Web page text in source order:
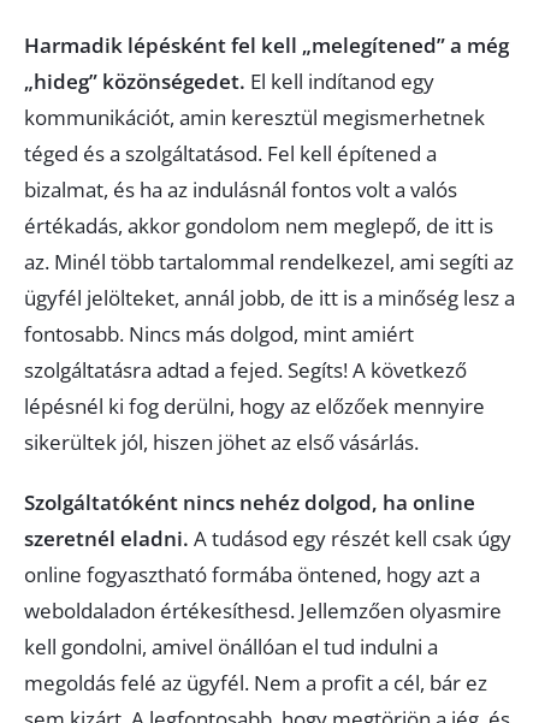
Harmadik lépésként fel kell „melegítened” a még
„hideg” közönségedet. El kell indítanod egy
kommunikációt, amin keresztül megismerhetnek
téged és a szolgáltatásod. Fel kell építened a
bizalmat, és ha az indulásnál fontos volt a valós
értékadás, akkor gondolom nem meglepő, de itt is
az. Minél több tartalommal rendelkezel, ami segíti az
ügyfél jelölteket, annál jobb, de itt is a minőség lesz a
fontosabb. Nincs más dolgod, mint amiért
szolgáltatásra adtad a fejed. Segíts! A következő
lépésnél ki fog derülni, hogy az előzőek mennyire
sikerültek jól, hiszen jöhet az első vásárlás.
Szolgáltatóként nincs nehéz dolgod, ha online
szeretnél eladni. A tudásod egy részét kell csak úgy
online fogyasztható formába öntened, hogy azt a
weboldaladon értékesíthesd. Jellemzően olyasmire
kell gondolni, amivel önállóan el tud indulni a
megoldás felé az ügyfél. Nem a profit a cél, bár ez